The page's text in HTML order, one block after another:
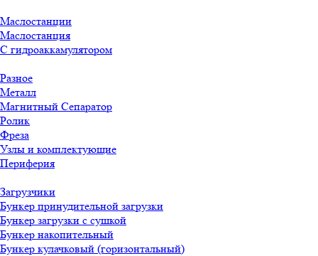
Маслостанции
Маслостанция
С гидроаккамулятором
Разное
Металл
Магнитный Сепаратор
Ролик
Фреза
Узлы и комплектующие
Периферия
Загрузчики
Бункер принудительной загрузки
Бункер загрузки с сушкой
Бункер накопительный
Бункер кулачковый (горизонтальный)